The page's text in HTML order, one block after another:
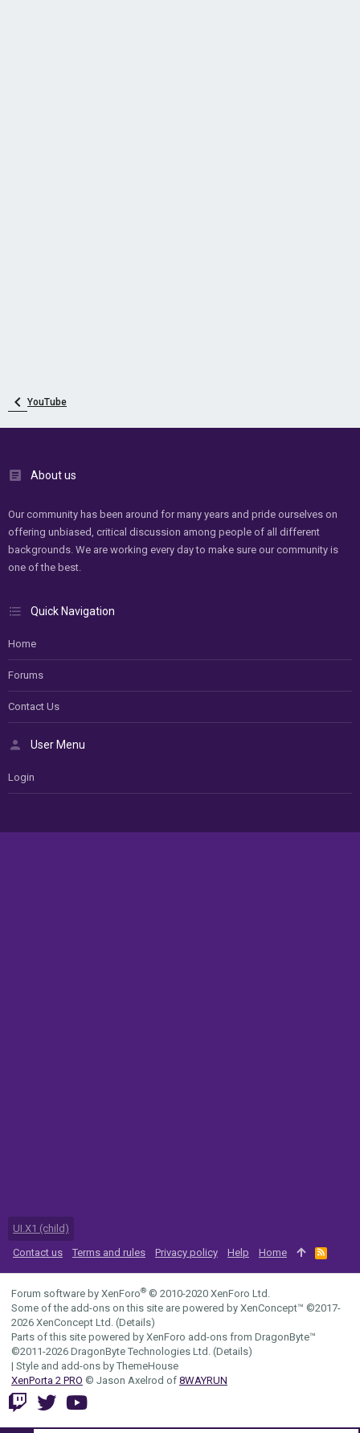
YouTube
About us
Our community has been around for many years and pride ourselves on
offering unbiased, critical discussion among people of all different
backgrounds. We are working every day to make sure our community is
one of the best.
Quick Navigation
Home
Forums
Contact Us
User Menu
Login
UI.X1 (child)
Contact us
Terms and rules Privacy policy Help Home
R
S
S
Forum software by XenForo® © 2010-2020 XenForo Ltd.
Some of the add-ons on this site are powered by XenConcept™ ©2017-
2026 XenConcept Ltd. (Details)
Parts of this site powered by XenForo add-ons from DragonByte™
©2011-2026 DragonByte Technologies Ltd. (Details)
| Style and add-ons by ThemeHouse
XenPorta 2 PRO © Jason Axelrod of 8WAYRUN